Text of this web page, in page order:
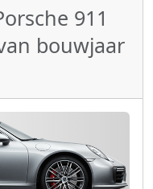
911
bouwjaar